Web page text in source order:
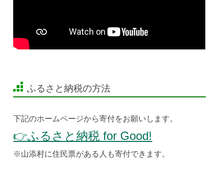
ふるさと納税の方法
下記のホームページから寄付をお願いします。
👉ふるさと納税 for Good!
※山添村に住民票がある人も寄付できます。